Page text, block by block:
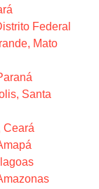
Federal
Mato
Santa
Ceará